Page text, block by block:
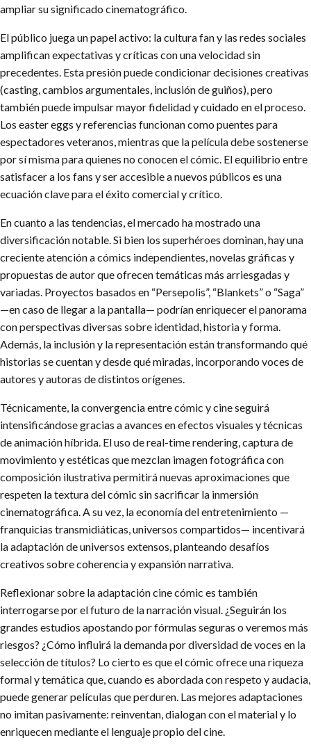
ampliar su significado cinematográfico.
El público juega un papel activo: la cultura fan y las redes sociales
amplifican expectativas y críticas con una velocidad sin
precedentes. Esta presión puede condicionar decisiones creativas
(casting, cambios argumentales, inclusión de guiños), pero
también puede impulsar mayor fidelidad y cuidado en el proceso.
Los easter eggs y referencias funcionan como puentes para
espectadores veteranos, mientras que la película debe sostenerse
por sí misma para quienes no conocen el cómic. El equilibrio entre
satisfacer a los fans y ser accesible a nuevos públicos es una
ecuación clave para el éxito comercial y crítico.
En cuanto a las tendencias, el mercado ha mostrado una
diversificación notable. Si bien los superhéroes dominan, hay una
creciente atención a cómics independientes, novelas gráficas y
propuestas de autor que ofrecen temáticas más arriesgadas y
variadas. Proyectos basados en “Persepolis”, “Blankets” o “Saga”
—en caso de llegar a la pantalla— podrían enriquecer el panorama
con perspectivas diversas sobre identidad, historia y forma.
Además, la inclusión y la representación están transformando qué
historias se cuentan y desde qué miradas, incorporando voces de
autores y autoras de distintos orígenes.
Técnicamente, la convergencia entre cómic y cine seguirá
intensificándose gracias a avances en efectos visuales y técnicas
de animación híbrida. El uso de real-time rendering, captura de
movimiento y estéticas que mezclan imagen fotográfica con
composición ilustrativa permitirá nuevas aproximaciones que
respeten la textura del cómic sin sacrificar la inmersión
cinematográfica. A su vez, la economía del entretenimiento —
franquicias transmidiáticas, universos compartidos— incentivará
la adaptación de universos extensos, planteando desafíos
creativos sobre coherencia y expansión narrativa.
Reflexionar sobre la adaptación cine cómic es también
interrogarse por el futuro de la narración visual. ¿Seguirán los
grandes estudios apostando por fórmulas seguras o veremos más
riesgos? ¿Cómo influirá la demanda por diversidad de voces en la
selección de títulos? Lo cierto es que el cómic ofrece una riqueza
formal y temática que, cuando es abordada con respeto y audacia,
puede generar películas que perduren. Las mejores adaptaciones
no imitan pasivamente: reinventan, dialogan con el material y lo
enriquecen mediante el lenguaje propio del cine.